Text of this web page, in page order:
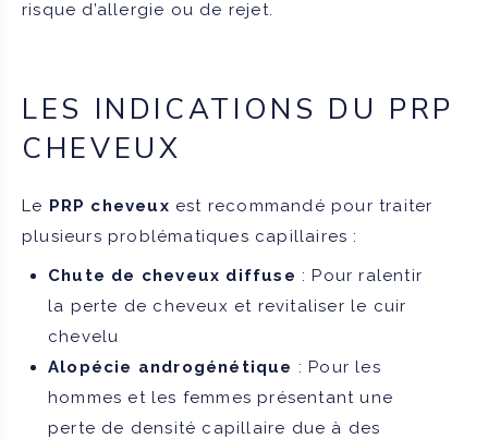
risque d’allergie ou de rejet.
LES INDICATIONS DU PRP
CHEVEUX
Le PRP cheveux est recommandé pour traiter
plusieurs problématiques capillaires :
Chute de cheveux diffuse : Pour ralentir
la perte de cheveux et revitaliser le cuir
chevelu
Alopécie androgénétique : Pour les
hommes et les femmes présentant une
perte de densité capillaire due à des